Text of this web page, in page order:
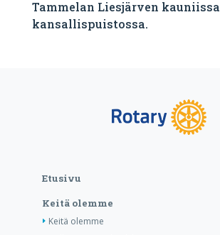
Tammelan Liesjärven kauniissa
kansallispuistossa.
Etusivu
Keitä olemme
Keitä olemme